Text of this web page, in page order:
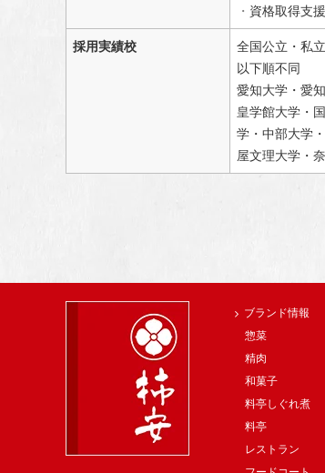
資格取得支
採用実績校
全国公立・私
以下順不同
愛知大学・愛
皇学館大学・
学・中部大学
屋文理大学・
ブランド情報
惣菜
精肉
和菓子
料亭しぐれ煮
料亭
レストラン